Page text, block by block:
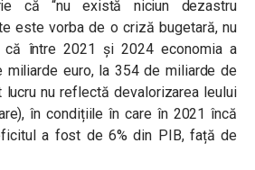
că “nu există niciun dezastru
este vorba de o criză bugetară, nu
că între 2021 și 2024 economia a
euro, la 354 de miliarde de
lucru nu reflectă devalorizarea leului
în condițiile în care în 2021 încă
a fost de 6% din PIB, față de